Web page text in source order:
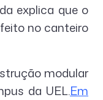
explica que o
no canteiro
modular
da UEL.Em